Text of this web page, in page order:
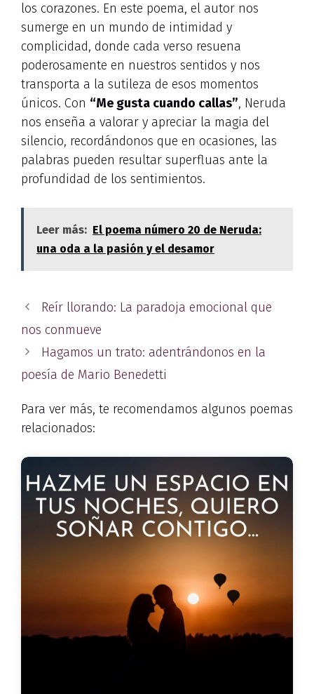
los corazones. En este poema, el autor nos
sumerge en un mundo de intimidad y
complicidad, donde cada verso resuena
poderosamente en nuestros sentidos y nos
transporta a la sutileza de esos momentos
únicos. Con “Me gusta cuando callas”, Neruda
nos enseña a valorar y apreciar la magia del
silencio, recordándonos que en ocasiones, las
palabras pueden resultar superfluas ante la
profundidad de los sentimientos.
Leer más: El poema número 20 de Neruda:
una oda a la pasión y el desamor
Reír llorando: La paradoja emocional que
nos conmueve
Hagamos un trato: adentrándonos en la
poesía de Mario Benedetti
Para ver más, te recomendamos algunos poemas
relacionados: